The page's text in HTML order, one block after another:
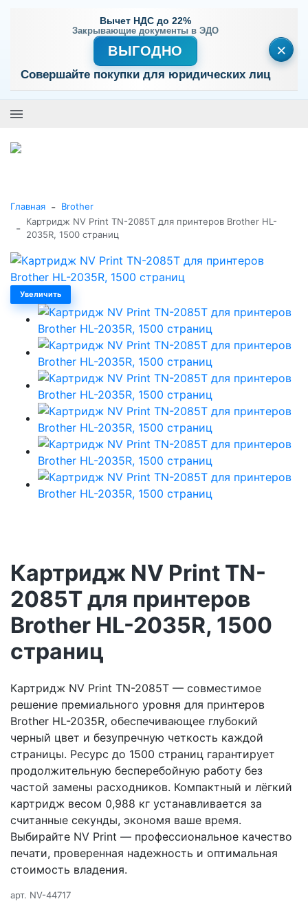
Вычет НДС до 22%
Закрывающие документы в ЭДО
ВЫГОДНО
Совершайте покупки для юридических лиц
×
Главная - Brother
-
Картридж NV Print TN-2085T для принтеров Brother HL-
2035R, 1500 страниц
Увеличить
Картридж NV Print TN-
2085T для принтеров
Brother HL-2035R, 1500
страниц
Картридж NV Print TN-2085T — совместимое
решение премиального уровня для принтеров
Brother HL-2035R, обеспечивающее глубокий
черный цвет и безупречную четкость каждой
страницы. Ресурс до 1500 страниц гарантирует
продолжительную бесперебойную работу без
частой замены расходников. Компактный и лёгкий
картридж весом 0,988 кг устанавливается за
считанные секунды, экономя ваше время.
Выбирайте NV Print — профессиональное качество
печати, проверенная надежность и оптимальная
стоимость владения.
арт. NV-44717